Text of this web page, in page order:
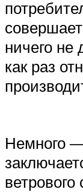
ничего не
как раз
Немного
ветрового